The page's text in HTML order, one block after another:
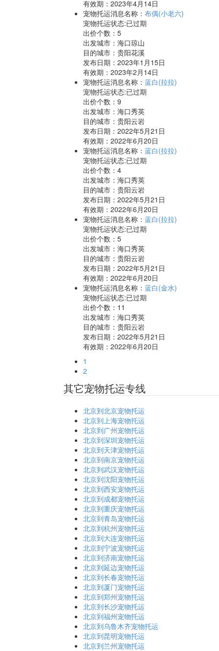
有效期：2023年4月14日
宠物托运消息名称： 布偶(小老六)
宠物托运状态:已过期
出价个数： 5
出发城市：海口琼山
目的城市：贵阳花溪
发布日期：2023年1月15日
有效期：2023年2月14日
宠物托运消息名称： 蓝白(拉拉)
宠物托运状态:已过期
出价个数： 9
出发城市：海口秀英
目的城市：贵阳云岩
发布日期：2022年5月21日
有效期：2022年6月20日
宠物托运消息名称： 蓝白(拉拉)
宠物托运状态:已过期
出价个数： 4
出发城市：海口秀英
目的城市：贵阳云岩
发布日期：2022年5月21日
有效期：2022年6月20日
宠物托运消息名称： 蓝白(拉拉)
宠物托运状态:已过期
出价个数： 5
出发城市：海口秀英
目的城市：贵阳云岩
发布日期：2022年5月21日
有效期：2022年6月20日
宠物托运消息名称： 蓝白(金水)
宠物托运状态:已过期
出价个数： 11
出发城市：海口秀英
目的城市：贵阳云岩
发布日期：2022年5月21日
有效期：2022年6月20日
1
2
其它宠物托运专线
北京到北京宠物托运
北京到上海宠物托运
北京到广州宠物托运
北京到深圳宠物托运
北京到天津宠物托运
北京到南京宠物托运
北京到武汉宠物托运
北京到沈阳宠物托运
北京到西安宠物托运
北京到成都宠物托运
北京到重庆宠物托运
北京到青岛宠物托运
北京到杭州宠物托运
北京到大连宠物托运
北京到宁波宠物托运
北京到济南宠物托运
北京到延边宠物托运
北京到长春宠物托运
北京到厦门宠物托运
北京到郑州宠物托运
北京到长沙宠物托运
北京到福州宠物托运
北京到乌鲁木齐宠物托运
北京到昆明宠物托运
北京到兰州宠物托运